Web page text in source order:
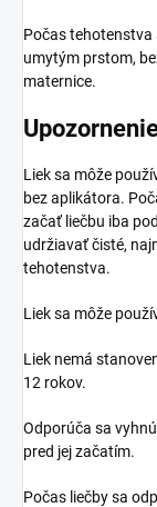
Počas tehotenstva
umytým prstom,
maternice.
Liek sa môže
bez aplikátora.
začať liečbu iba
udržiavať čisté,
tehotenstva.
Liek sa môže
Liek nemá
12 rokov.
Odporúča sa
pred jej začatím.
Počas liečby sa